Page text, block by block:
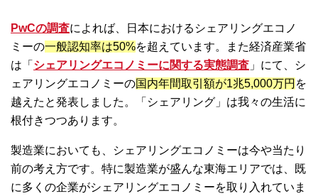
PwCの調査によれば、日本におけるシェアリングエコノ
ミーの一般認知率は50%を超えています。また経済産業省
は「 シェアリングエコノミーに関する実態調査 」にて、シ
ェアリングエコノミーの国内年間取引額が1兆5,000万円 を
越えたと発表しました。「シェアリング」は我々の生活に
根付きつつあります。
製造業においても、シェアリングエコノミーは今や当たり
前の考え方です。特に製造業が盛んな東海エリアでは、既
に多くの企業がシェアリングエコノミーを取り入れていま